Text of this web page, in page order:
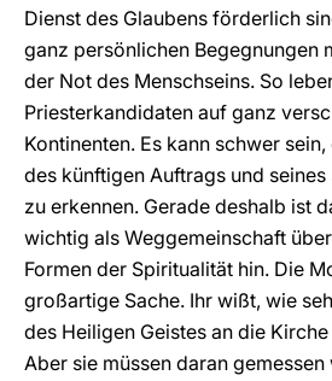
Dienst des Glaubens förderlich
ganz persönlichen Begegnungen
der Not des Menschseins. So
Priesterkandidaten auf ganz
Kontinenten. Es kann schwer
des künftigen Auftrags und
zu erkennen. Gerade deshalb ist
wichtig als Weggemeinschaft
Formen der Spiritualität hin. Die
großartige Sache. Ihr wißt, wie
des Heiligen Geistes an die
Aber sie müssen daran